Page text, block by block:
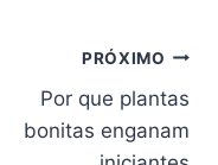
PRÓXIMO
Por que plantas
bonitas enganam